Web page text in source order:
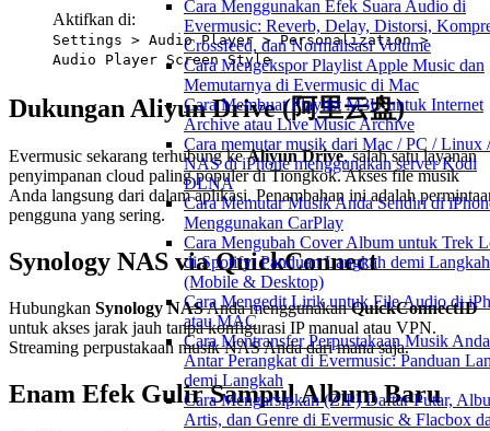
Cara Menggunakan Efek Suara Audio di
Evermusic: Reverb, Delay, Distorsi,
Crossfeed, dan Normalisasi Volume
Cara Mengekspor Playlist Apple Music dan
Memutarnya di Evermusic di Mac
Cara Membuat Playlist M3U untuk Internet
Archive atau Live Music Archive
Cara memutar musik dari Mac / PC / Linux /
NAS di iPhone menggunakan server Kodi
DLNA
Cara Memutar Musik Anda Sendiri di
Menggunakan CarPlay
Cara Mengubah Cover Album untuk Trek
di Spotify: Panduan Langkah demi Langkah
(Mobile & Desktop)
Cara Mengedit Lirik untuk File Audio di
atau MAC
Cara Mentransfer Perpustakaan Musik Anda
Antar Perangkat di Evermusic: Panduan
demi Langkah
Cara Mengarsipkan (ZIP) Daftar Putar,
Artis, dan Genre di Evermusic & Flacbox
Aktifkan di:
Settings > Audio Player > Personalization >
Audio Player Screen Style
Dukungan Aliyun Drive (阿里云盘)
Evermusic sekarang terhubung keAliyun Drive, salah satu layanan
penyimpanan cloud paling populer di Tiongkok. Akses file musik
Anda langsung dari dalam aplikasi. Penambahan ini adalah
pengguna yang sering.
Synology NAS via QuickConnect
Hubungkan Synology NASAnda menggunakanQuickConnectID
untuk akses jarak jauh tanpa konfigurasi IP manual atau VPN.
Streaming perpustakaan musik NAS Anda dari mana saja.
Enam Efek Gulir Sampul Album Baru